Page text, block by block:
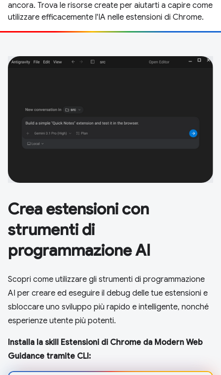
ancora. Trova le risorse create per aiutarti a capire come
utilizzare efficacemente l'IA nelle estensioni di Chrome.
Crea estensioni con
strumenti di
programmazione AI
Scopri come utilizzare gli strumenti di programmazione
AI per creare ed eseguire il debug delle tue estensioni e
sbloccare uno sviluppo più rapido e intelligente, nonché
esperienze utente più potenti.
Installa la skill Estensioni di Chrome da Modern Web
Guidance tramite CLI: